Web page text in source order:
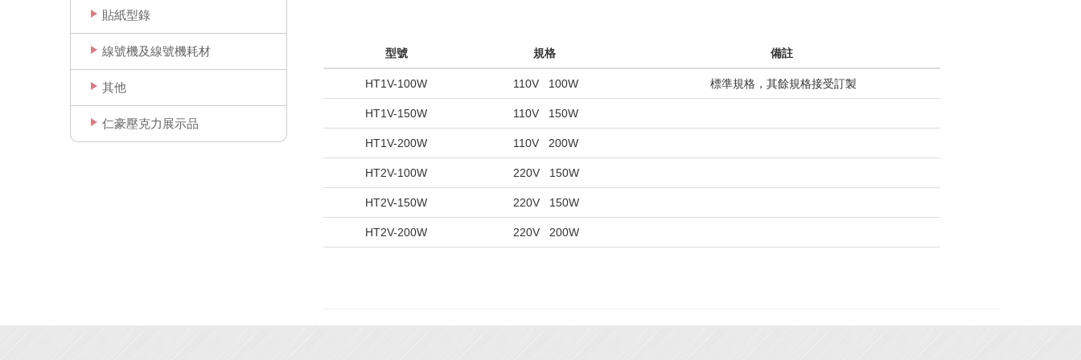
貼紙型錄
線號機及線號機耗材
其他
仁豪壓克力展示品
型號 規格 備註
HT1V-100W 110V 100W 標準規格，其餘規格接受訂製
HT1V-150W 110V 150W
HT1V-200W 110V 200W
HT2V-100W 220V 150W
HT2V-150W 220V 150W
HT2V-200W 220V 200W